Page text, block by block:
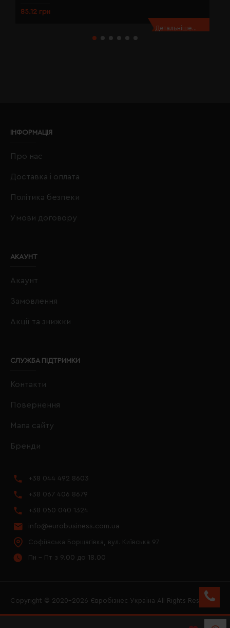
85.12 грн
Детальніше...
ІНФОРМАЦІЯ
Про нас
Доставка і оплата
Політика безпеки
Умови договору
АКАУНТ
Акаунт
Замовлення
Акції та знижки
СЛУЖБА ПІДТРИМКИ
Контакти
Повернення
Мапа сайту
Бренди
+38 044 492 8603
+38 067 406 8679
+38 050 040 1324
info@eurobusiness.com.ua
Софіївська Борщагівка, вул. Київська 97
Пн - Пт з 9.00 до 18.00
Copyright © 2020–2026 Євробізнес Україна All Rights Reserved